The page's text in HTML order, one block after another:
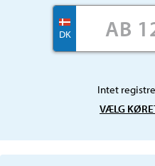
DK
Intet
VÆLG